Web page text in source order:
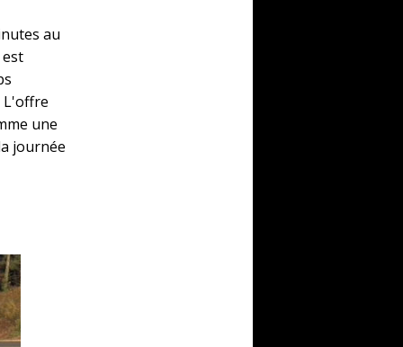
au
L'offre
une
journée